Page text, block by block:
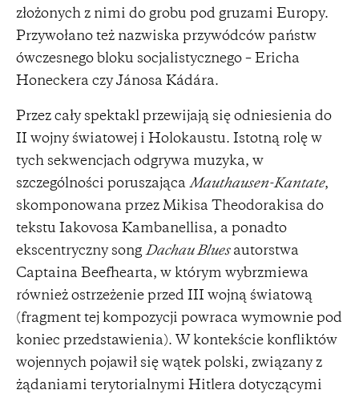
złożonych z nimi do grobu pod gruzami Europy.
Przywołano też nazwiska przywódców państw
ówczesnego bloku socjalistycznego – Ericha
Honeckera czy Jánosa Kádára.
Przez cały spektakl przewijają się odniesienia do
II wojny światowej i Holokaustu. Istotną rolę w
tych sekwencjach odgrywa muzyka, w
szczególności poruszająca Mauthausen-Kantate,
skomponowana przez Mikisa Theodorakisa do
tekstu Iakovosa Kambanellisa, a ponadto
ekscentryczny song Dachau Bluesautorstwa
Captaina Beefhearta, w którym wybrzmiewa
również ostrzeżenie przed III wojną światową
(fragment tej kompozycji powraca wymownie pod
koniec przedstawienia). W kontekście konfliktów
wojennych pojawił się wątek polski, związany z
żądaniami terytorialnymi Hitlera dotyczącymi